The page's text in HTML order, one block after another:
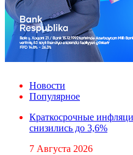
Новости
Популярное
Краткосрочные
снизились до 3,6%
7 Августа 2026